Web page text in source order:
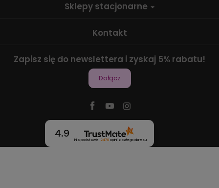
Sklepy stacjonarne
Kontakt
Zapisz się do newslettera i zyskaj 5% rabatu!
Dołącz
4.9
Na podstawie 2470opinii z całego okresu